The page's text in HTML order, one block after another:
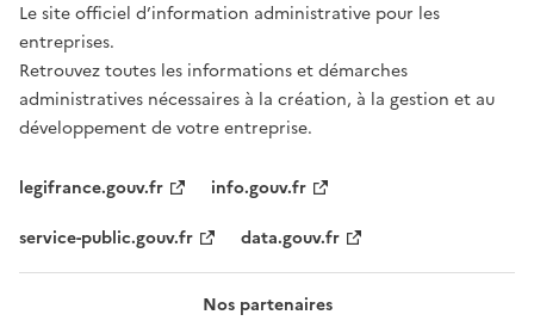
Le site officiel d’information administrative pour les
entreprises.
Retrouvez toutes les informations et démarches
administratives nécessaires à la création, à la gestion et au
développement de votre entreprise.
legifrance.gouv.fr
info.gouv.fr
service-public.gouv.fr
data.gouv.fr
Nos partenaires